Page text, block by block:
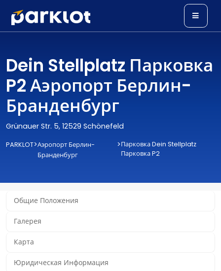
Dein Stellplatz Парковка
P2 Аэропорт Берлин-
Бранденбург
Grünauer Str. 5, 12529 Schönefeld
PARKLOT>Аэропорт Берлин-
Бранденбург
>Парковка Dein Stellplatz
Парковка P2
Общие Положения
Галерея
Карта
Юридическая Информация